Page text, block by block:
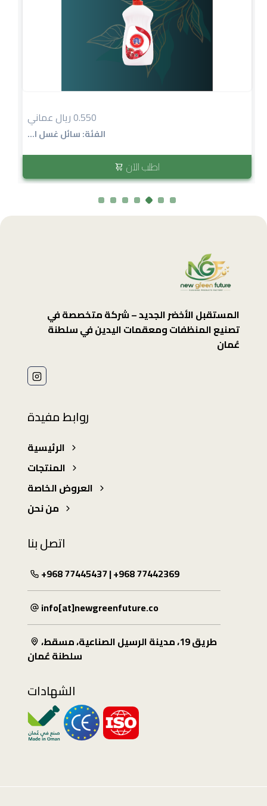
0.550 ريال عماني
الفئة: سائل غسل ا...
اطلب الآن
المستقبل الأخضر الجديد – شركة متخصصة في
تصنيع المنظفات ومعقمات اليدين في سلطنة
عُمان
روابط مفيدة
اتصل بنا
+968 77445437 | +968 77442369
info[at]newgreenfuture.co
سلطنة عُمان
الشهادات